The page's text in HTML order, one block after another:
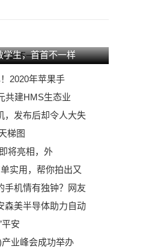
学生，首首不一样
2020年苹果手
共建HMS生态业
，发布后却令人大失
梯图
将亮相，外
实用，帮你拍出又
手机情有独钟？网友
森美半导体助力自动
平安
业峰会成功举办